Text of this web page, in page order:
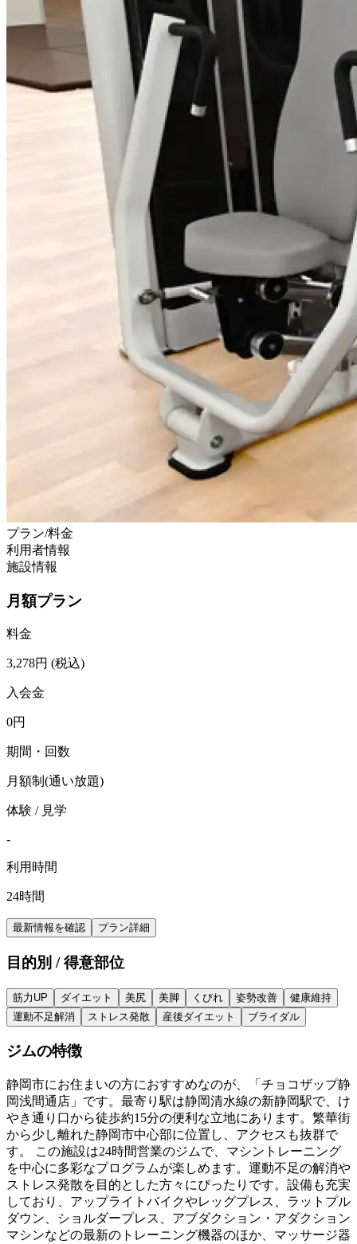
プラン/料金
利用者情報
施設情報
月額プラン
料金
3,278円 (税込)
入会金
0円
期間・回数
月額制(通い放題)
体験 / 見学
-
利用時間
24時間
最新情報を確認 プラン詳細
目的別 / 得意部位
筋力UP ダイエット 美尻 美脚 くびれ 姿勢改善
健康維持
運動不足解消
ストレス発散 産後ダイエット ブライダル
ジムの特徴
静岡市にお住まいの方におすすめなのが、「チョコザップ静
岡浅間通店」です。最寄り駅は静岡清水線の新静岡駅で、け
やき通り口から徒歩約15分の便利な立地にあります。繁華街
から少し離れた静岡市中心部に位置し、アクセスも抜群で
す。 この施設は24時間営業のジムで、マシントレーニング
を中心に多彩なプログラムが楽しめます。運動不足の解消や
ストレス発散を目的とした方々にぴったりです。設備も充実
しており、アップライトバイクやレッグプレス、ラットプル
ダウン、ショルダープレス、アブダクション・アダクション
マシンなどの最新のトレーニング機器のほか、マッサージ器